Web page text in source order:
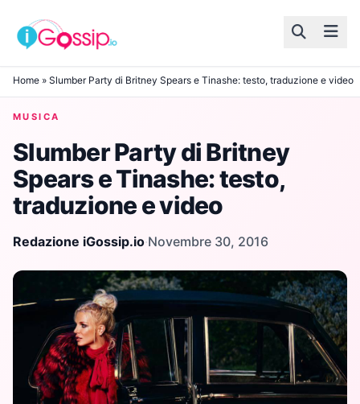
Skip to content
Home » Slumber Party di Britney Spears e Tinashe: testo, traduzione e video
MUSICA
Slumber Party di Britney
Spears e Tinashe: testo,
traduzione e video
Redazione iGossip.io·Novembre 30, 2016